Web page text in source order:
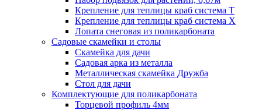
Крепление для теплицы краб система Т
Крепление для теплицы краб система Х
Лопата снеговая из поликарбоната
Садовые скамейки и столы
Скамейка для дачи
Садовая арка из металла
Металлическая скамейка Дружба
Стол для дачи
Комплектующие для поликарбоната
Торцевой профиль 4мм